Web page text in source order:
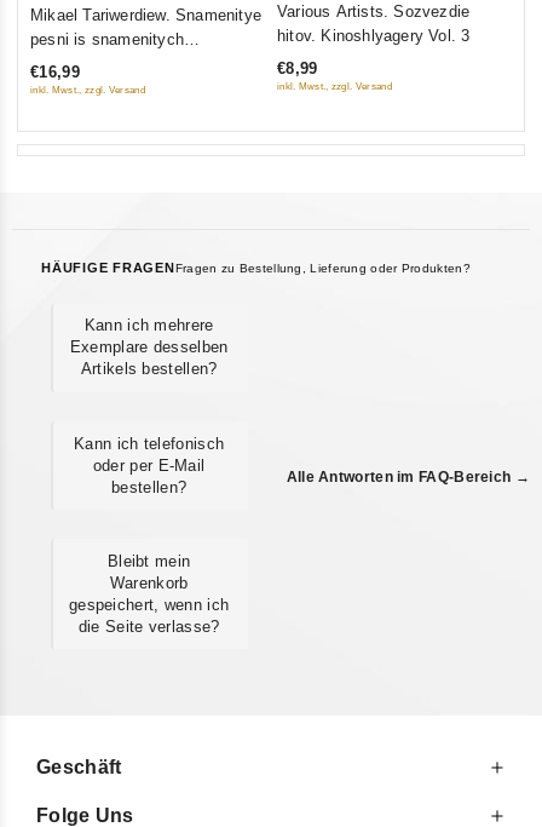
5
Mikael Tariwerdiew. Snamenitye
pesni is snamenitych
kinofilmow. Solotaja kollekzija
€16,99
inkl. Mwst., zzgl. Versand
5
Various Artists. Sozvezdie
hitov. Kinoshlyagery Vol. 3
€8,99
inkl. Mwst., zzgl. Versand
HÄUFIGE FRAGENFragen zu Bestellung, Lieferung oder Produkten?
Kann ich mehrere
Exemplare desselben
Artikels bestellen?
Kann ich telefonisch
oder per E-Mail
bestellen?
Bleibt mein
Warenkorb
gespeichert, wenn ich
die Seite verlasse?
Alle Antworten im FAQ-Bereich →
Geschäft
Folge Uns